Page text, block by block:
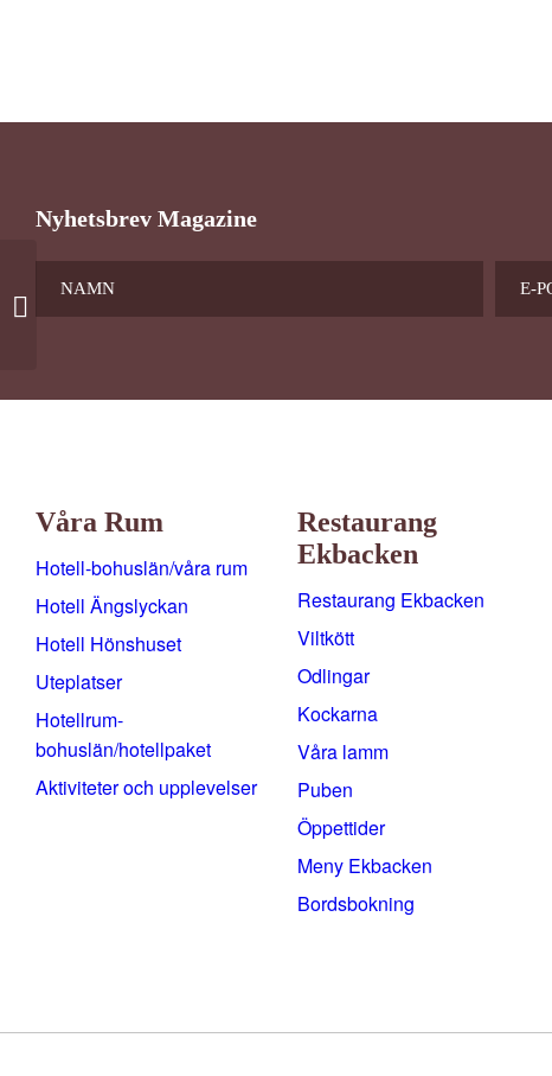
Våra Rum
Hotell-bohuslän/våra rum
Hotell Ängslyckan
Hotell Hönshuset
Uteplatser
Hotellrum-
bohuslän/hotellpaket
Aktiviteter och upplevelser
Restaurang
Ekbacken
Restaurang Ekbacken
Viltkött
Odlingar
Kockarna
Våra lamm
Puben
Öppettider
Meny Ekbacken
Bordsbokning
Nyhetsbrev Magazine